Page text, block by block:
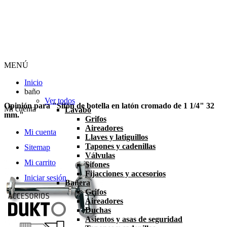
Mi cuenta
Mi cuenta
Sitemap
Mi carrito
Iniciar sesión
MENÚ
Inicio
baño
Ver todos
Lavabo
Grifos
Aireadores
Llaves y latiguillos
Tapones y cadenillas
Válvulas
Sifones
Fijacciones y accesorios
Bañera
Grifos
Aireadores
Duchas
Asientos y asas de seguridad
Opinión para "Sifón de botella en latón cromado de 1 1/4" 32
mm."